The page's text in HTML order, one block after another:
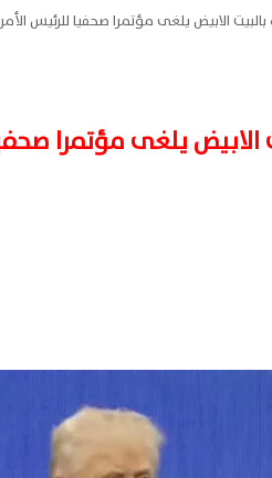
الابيض يلغى مؤتمرا صحفيا للرئيس
الابيض يلغى مؤتمرا